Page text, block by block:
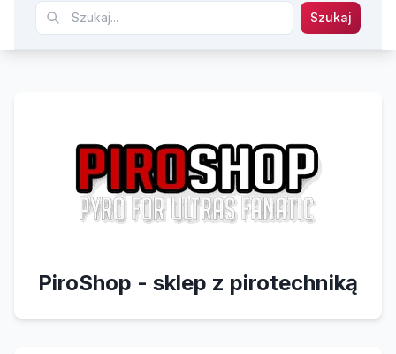
Szukaj
PiroShop - sklep z pirotechniką